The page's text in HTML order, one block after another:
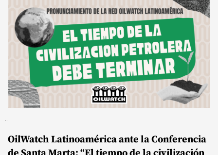
OilWatch Latinoamérica ante la Conferencia